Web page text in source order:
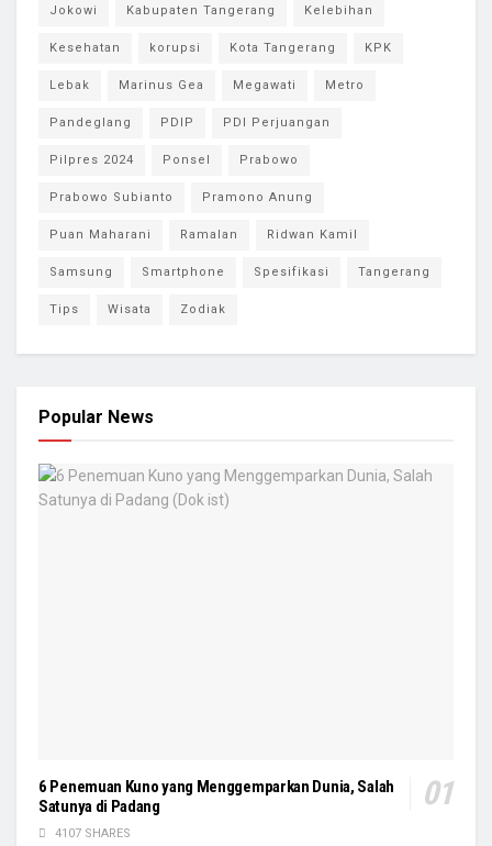
Jokowi Kabupaten Tangerang Kelebihan
Kesehatan korupsi Kota Tangerang KPK
Lebak Marinus Gea Megawati Metro
Pandeglang PDIP PDI Perjuangan
Pilpres 2024 Ponsel Prabowo
Prabowo Subianto Pramono Anung
Puan Maharani Ramalan Ridwan Kamil
Samsung Smartphone Spesifikasi Tangerang
Tips Wisata Zodiak
Popular News
6 Penemuan Kuno yang Menggemparkan Dunia, Salah
Satunya di Padang
4107 SHARES